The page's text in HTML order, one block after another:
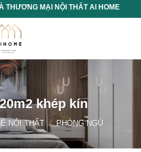
THƯƠNG MẠI NỘI THẤT AI HOME
khép kín
NỘI THẤT / PHÒNG NGỦ